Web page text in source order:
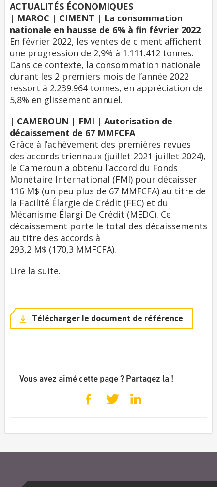
ACTUALITÉS ÉCONOMIQUES
| MAROC | CIMENT | La consommation
nationale en hausse de 6% à fin février 2022
En février 2022, les ventes de ciment affichent
une progression de 2,9% à 1.111.412 tonnes.
Dans ce contexte, la consommation nationale
durant les 2 premiers mois de l’année 2022
ressort à 2.239.964 tonnes, en appréciation de
5,8% en glissement annuel.
| CAMEROUN | FMI | Autorisation de
décaissement de 67 MMFCFA
Grâce à l’achèvement des premières revues
des accords triennaux (juillet 2021-juillet 2024),
le Cameroun a obtenu l’accord du Fonds
Monétaire International (FMI) pour décaisser
116 M$ (un peu plus de 67 MMFCFA) au titre de
la Facilité Élargie de Crédit (FEC) et du
Mécanisme Élargi De Crédit (MEDC). Ce
décaissement porte le total des décaissements
au titre des accords à
293,2 M$ (170,3 MMFCFA).
Lire la suite.
Télécharger le document de référence
Vous avez aimé cette page ? Partagez la !